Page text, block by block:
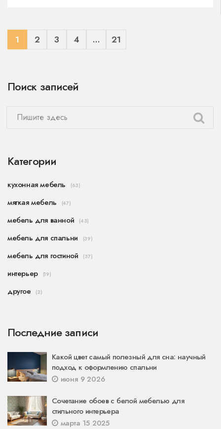
1 2 3 4 … 21
Поиск записей
Категории
кухонная мебель (63)
мягкая мебель (47)
мебель для ванной (43)
мебель для спальни (39)
мебель для гостиной (37)
интерьер (19)
другое (2)
Последние записи
Какой цвет самый полезный для сна: научный
подход к оформлению спальни
июня 9 2026
Сочетание обоев с белой мебелью для
стильного интерьера
марта 15 2025